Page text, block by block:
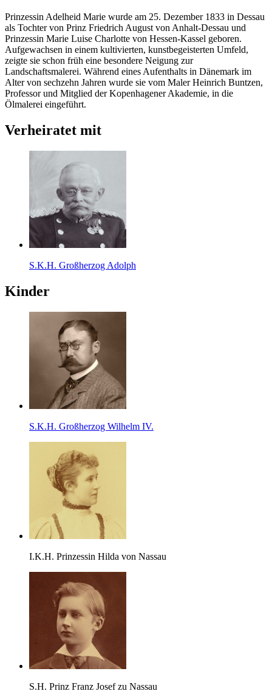
Prinzessin Adelheid Marie wurde am 25. Dezember 1833 in Dessau
als Tochter von Prinz Friedrich August von Anhalt-Dessau und
Prinzessin Marie Luise Charlotte von Hessen-Kassel geboren.
Aufgewachsen in einem kultivierten, kunstbegeisterten Umfeld,
zeigte sie schon früh eine besondere Neigung zur
Landschaftsmalerei. Während eines Aufenthalts in Dänemark im
Alter von sechzehn Jahren wurde sie vom Maler Heinrich Buntzen,
Professor und Mitglied der Kopenhagener Akademie, in die
Ölmalerei eingeführt.
Verheiratet mit
S.K.H. Großherzog Adolph
Kinder
S.K.H. Großherzog Wilhelm IV.
I.K.H. Prinzessin Hilda von Nassau
S.H. Prinz Franz Josef zu Nassau